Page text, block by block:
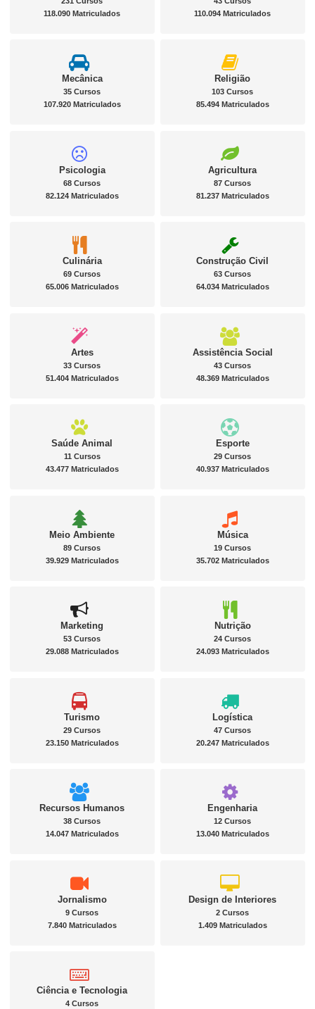
118.090 Matriculados
110.094 Matriculados
Mecânica
35 Cursos
107.920 Matriculados
Religião
103 Cursos
85.494 Matriculados
Psicologia
68 Cursos
82.124 Matriculados
Agricultura
87 Cursos
81.237 Matriculados
Culinária
69 Cursos
65.006 Matriculados
Construção Civil
63 Cursos
64.034 Matriculados
Artes
33 Cursos
51.404 Matriculados
Assistência Social
43 Cursos
48.369 Matriculados
Saúde Animal
11 Cursos
43.477 Matriculados
Esporte
29 Cursos
40.937 Matriculados
Meio Ambiente
89 Cursos
39.929 Matriculados
Música
19 Cursos
35.702 Matriculados
Marketing
53 Cursos
29.088 Matriculados
Nutrição
24 Cursos
24.093 Matriculados
Turismo
29 Cursos
23.150 Matriculados
Logística
47 Cursos
20.247 Matriculados
Recursos Humanos
38 Cursos
14.047 Matriculados
Engenharia
12 Cursos
13.040 Matriculados
Jornalismo
9 Cursos
7.840 Matriculados
Design de Interiores
2 Cursos
1.409 Matriculados
Ciência e Tecnologia
4 Cursos